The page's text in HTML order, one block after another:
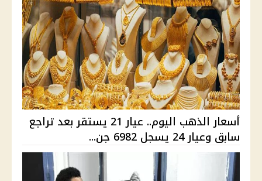
أسعار الذهب اليوم.. عيار 21 يستقر بعد تراجع
سابق وعيار 24 يسجل 6982 جن...